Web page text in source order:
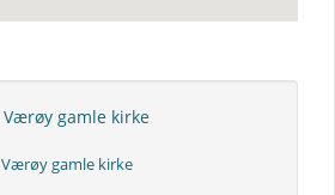
Værøy gamle kirke